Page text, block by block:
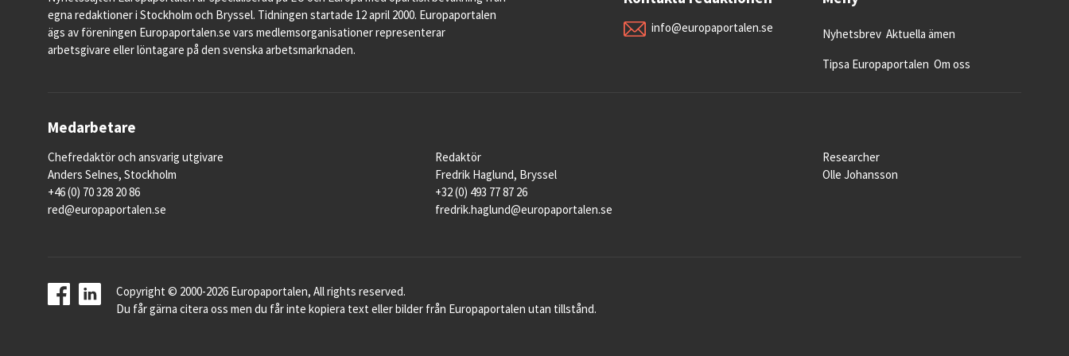
egna redaktioner i Stockholm och Bryssel. Tidningen startade 12 april 2000. Europaportalen
ägs av föreningen Europaportalen.se vars medlemsorganisationer representerar
arbetsgivare eller löntagare på den svenska arbetsmarknaden.
info@europaportalen.se Nyhetsbrev Aktuella ämen
Tipsa Europaportalen Om oss
Medarbetare
Chefredaktör och ansvarig utgivare
Anders Selnes, Stockholm
+46 (0) 70 328 20 86
red@europaportalen.se
Redaktör
Fredrik Haglund, Bryssel
+32 (0) 493 77 87 26
fredrik.haglund@europaportalen.se
Researcher
Olle Johansson
Copyright © 2000-2026 Europaportalen, All rights reserved.
Du får gärna citera oss men du får inte kopiera text eller bilder från Europaportalen utan tillstånd.